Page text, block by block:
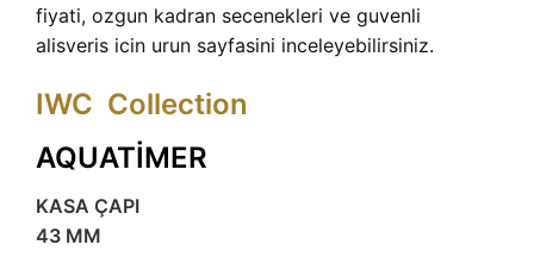
fiyati, ozgun kadran secenekleri ve guvenli
alisveris icin urun sayfasini inceleyebilirsiniz.
IWC Collection
AQUATİMER
KASA ÇAPI
43 MM